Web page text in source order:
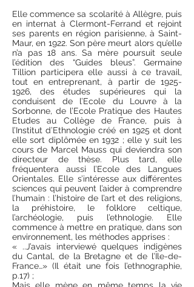
Elle commence sa scolarité à Allègre, puis
en internat à Clermont-Ferrand et rejoint
ses parents en région parisienne, à Saint-
Maur, en 1922. Son père meurt alors qu’elle
n’a pas 18 ans. Sa mère poursuit seule
l’édition des “Guides bleus”. Germaine
Tillion participera elle aussi à ce travail,
tout en entreprenant, à partir de 1925-
1926, des études supérieures qui la
conduisent de l’Ecole du Louvre à la
Sorbonne, de l’Ecole Pratique des Hautes
Etudes au Collège de France, puis à
l’Institut d’Ethnologie créé en 1925 et dont
elle sort diplômée en 1932 ; elle y suit les
cours de Marcel Mauss qui deviendra son
directeur de thèse. Plus tard, elle
fréquentera aussi l’Ecole des Langues
Orientales. Elle s’intéresse aux différentes
sciences qui peuvent l’aider à comprendre
l’humain : l’histoire de l’art et des religions,
la préhistoire, le folklore celtique,
l’archéologie, puis l’ethnologie. Elle
commence à mettre en pratique, dans son
environnement, les méthodes apprises :
« ..J’avais interviewé quelques indigènes
du Cantal, de la Bretagne et de l’Île-de-
France…» (Il était une fois l’ethnographie,
p.17) ;